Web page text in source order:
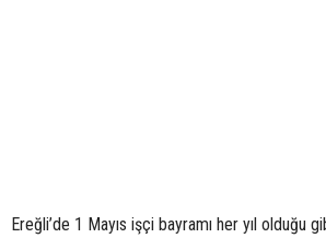
Ereğli’de 1 Mayıs işçi bayramı her yıl olduğu